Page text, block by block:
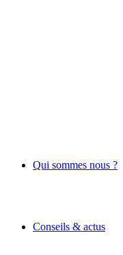
Qui sommes nous ?
Conseils & actus